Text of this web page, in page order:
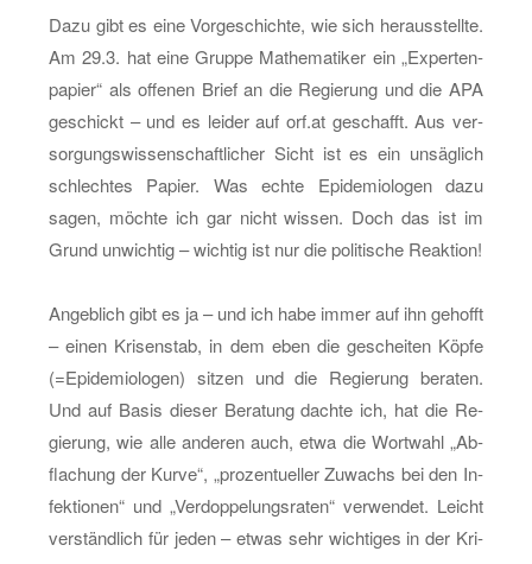
Dazu gibt es eine Vor­ge­schich­te, wie sich her­aus­stell­te.
Am 29.3. hat eine Grup­pe Ma­the­ma­ti­ker ein „Ex­per­ten­
pa­pier“ als of­fe­nen Brief an die Re­gie­rung und die APA
ge­schickt – und es lei­der auf orf.​at ge­schafft. Aus ver­
sor­gungs­wis­sen­schaft­li­cher Sicht ist es ein un­säg­lich
schlech­tes Pa­pier. Was echte Epi­de­mio­lo­gen dazu
sagen, möch­te ich gar nicht wis­sen. Doch das ist im
Grund un­wich­tig – wich­tig ist nur die po­li­ti­sche Re­ak­ti­on!
An­geb­lich gibt es ja – und ich habe immer auf ihn ge­hofft
– einen Kri­sen­stab, in dem eben die ge­schei­ten Köpfe
(=Epi­de­mio­lo­gen) sit­zen und die Re­gie­rung be­ra­ten.
Und auf Basis die­ser Be­ra­tung dach­te ich, hat die Re­
gie­rung, wie alle an­de­ren auch, etwa die Wort­wahl „Ab­
fla­chung der Kurve“, „pro­zen­tu­el­ler Zu­wachs bei den In­
fek­tio­nen“ und „Ver­dop­pe­lungs­ra­ten“ ver­wen­det. Leicht
ver­ständ­lich für jeden – etwas sehr wich­ti­ges in der Kri­